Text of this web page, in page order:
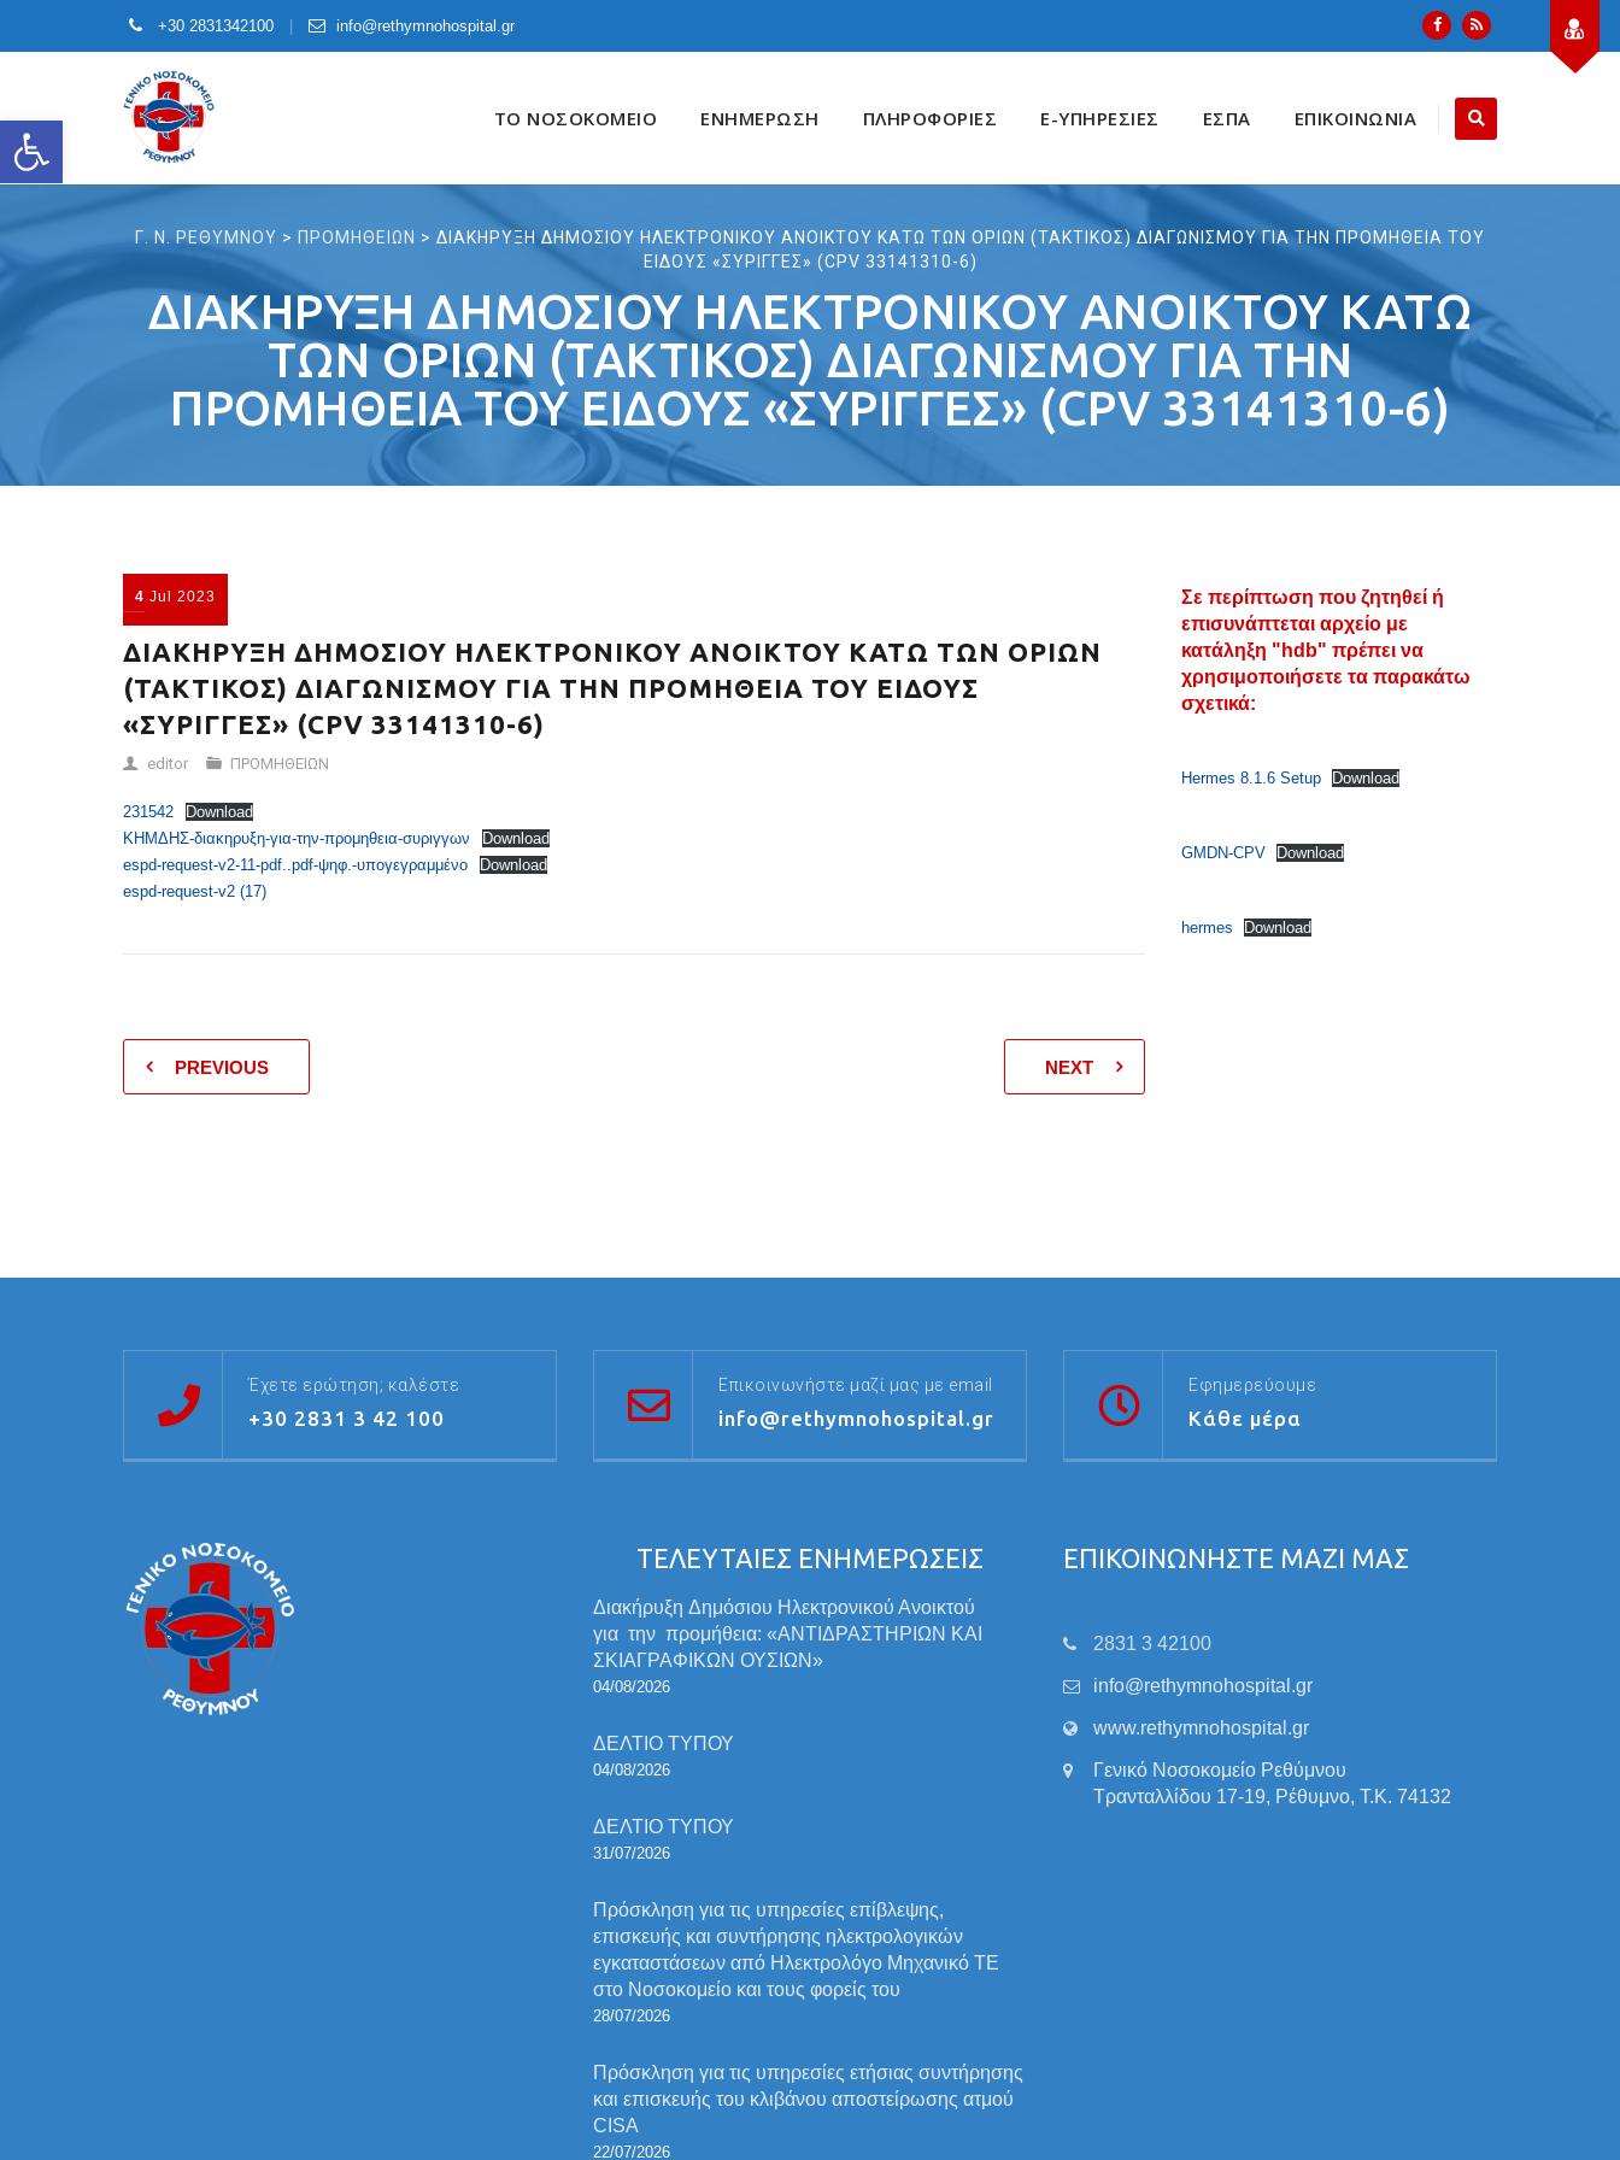
Open toolbar
+30 2831342100 info@rethymnohospital.gr
content
ΤΟ ΝΟΣΟΚΟΜΕΙΟ ΕΝΗΜΕΡΩΣΗ ΠΛΗΡΟΦΟΡΙΕΣ E-ΥΠΗΡΕΣΙΕΣ ΕΣΠΑ ΕΠΙΚΟΙΝΩΝΙΑ
Γ. Ν. ΡΕΘΥΜΝΟΥ > ΠΡΟΜΗΘΕΙΩΝ > ΔΙΑΚΗΡΥΞΗ ΔΗΜΟΣΙΟΥ ΗΛΕΚΤΡΟΝΙΚΟΥ ΑΝΟΙΚΤΟΥ ΚΑΤΩ ΤΩΝ ΟΡΙΩΝ (ΤΑΚΤΙΚΟΣ) ΔΙΑΓΩΝΙΣΜΟΥ ΓΙΑ ΤΗΝ ΠΡΟΜΗΘΕΙΑ ΤΟΥ
ΕΙΔΟΥΣ «ΣΥΡΙΓΓΕΣ» (CPV 33141310-6)
ΔΙΑΚΗΡΥΞΗ ΔΗΜΟΣΙΟΥ ΗΛΕΚΤΡΟΝΙΚΟΥ ΑΝΟΙΚΤΟΥ ΚΑΤΩ
ΤΩΝ ΟΡΙΩΝ (ΤΑΚΤΙΚΟΣ) ΔΙΑΓΩΝΙΣΜΟΥ ΓΙΑ ΤΗΝ
ΠΡΟΜΗΘΕΙΑ ΤΟΥ ΕΙΔΟΥΣ «ΣΥΡΙΓΓΕΣ» (CPV 33141310-6)
4 Jul 2023
ΔΙΑΚΗΡΥΞΗ ΔΗΜΟΣΙΟΥ ΗΛΕΚΤΡΟΝΙΚΟΥ ΑΝΟΙΚΤΟΥ ΚΑΤΩ ΤΩΝ ΟΡΙΩΝ
(ΤΑΚΤΙΚΟΣ) ΔΙΑΓΩΝΙΣΜΟΥ ΓΙΑ ΤΗΝ ΠΡΟΜΗΘΕΙΑ ΤΟΥ ΕΙΔΟΥΣ
«ΣΥΡΙΓΓΕΣ» (CPV 33141310-6)
editor ΠΡΟΜΗΘΕΙΩΝ
231542
Download
ΚΗΜΔΗΣ-διακηρυξη-για-την-προμηθεια-συριγγων
Download
espd-request-v2-11-pdf..pdf-ψηφ.-υπογεγραμμένο
Download
espd-request-v2 (17)
PREVIOUS NEXT
Σε περίπτωση που ζητηθεί ή
επισυνάπτεται αρχείο με
κατάληξη "hdb" πρέπει να
χρησιμοποιήσετε τα παρακάτω
σχετικά:
Hermes 8.1.6 Setup Download
GMDN-CPV Download
hermes Download
Έχετε ερώτηση; καλέστε
+30 2831 3 42 100
Επικοινωνήστε μαζί μας με email
info@rethymnohospital.gr
Εφημερεύουμε
Κάθε μέρα
ΤΕΛΕΥΤΑΙΕΣ ΕΝΗΜΕΡΩΣΕΙΣ
Διακήρυξη Δημόσιου Ηλεκτρονικού Ανοικτού
για την προμήθεια: «ΑΝΤΙΔΡΑΣΤΗΡΙΩΝ ΚΑΙ
ΣΚΙΑΓΡΑΦΙΚΩΝ ΟΥΣΙΩΝ»
04/08/2026
ΔΕΛΤΙΟ ΤΥΠΟΥ
04/08/2026
ΔΕΛΤΙΟ ΤΥΠΟΥ
31/07/2026
Πρόσκληση για τις υπηρεσίες επίβλεψης,
επισκευής και συντήρησης ηλεκτρολογικών
εγκαταστάσεων από Ηλεκτρολόγο Μηχανικό ΤΕ
στο Νοσοκομείο και τους φορείς του
28/07/2026
Πρόσκληση για τις υπηρεσίες ετήσιας συντήρησης
και επισκευής του κλιβάνου αποστείρωσης ατμού
CISA
22/07/2026
ΕΠΙΚΟΙΝΩΝΗΣΤΕ ΜΑΖΙ ΜΑΣ
2831 3 42100
info@rethymnohospital.gr
www.rethymnohospital.gr
Γενικό Νοσοκομείο Ρεθύμνου
Τρανταλλίδου 17-19, Ρέθυμνο, Τ.Κ. 74132